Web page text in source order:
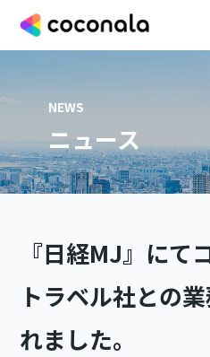
NEWS
ニュース
『日経MJ』にて
トラベル社との
れました。